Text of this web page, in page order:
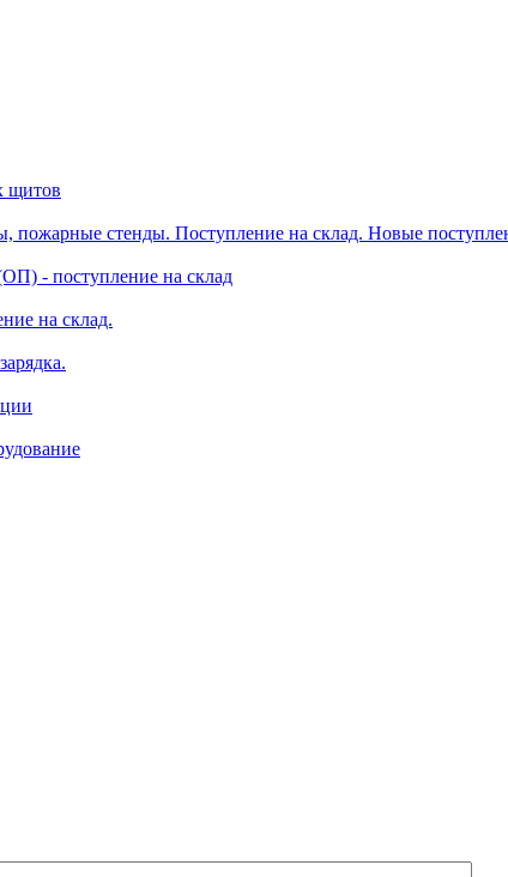
щитов
стенды. Поступление на склад. Новые
- поступление на склад
на склад.